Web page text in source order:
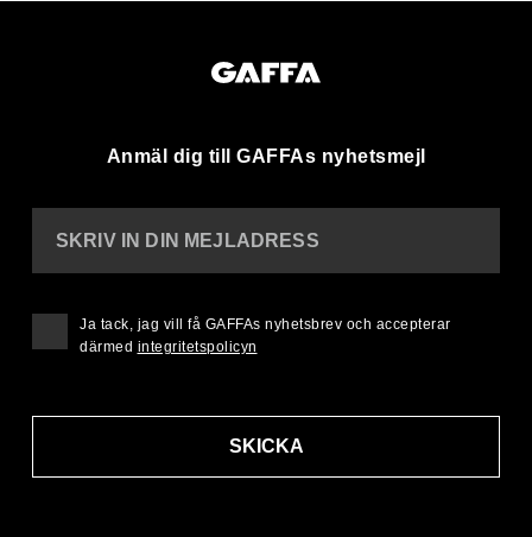
Anmäl dig till GAFFAs nyhetsmejl
SKRIV IN DIN MEJLADRESS
SKICKA
Ja tack, jag vill få GAFFAs nyhetsbrev och accepterar
därmed integritetspolicyn